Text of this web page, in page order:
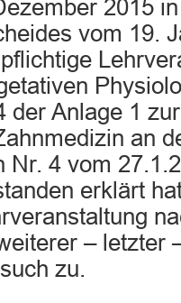
2015
vom 19.
der Anlage 1
an
Nr. 4 vom
erklärt
– letzter
zu.